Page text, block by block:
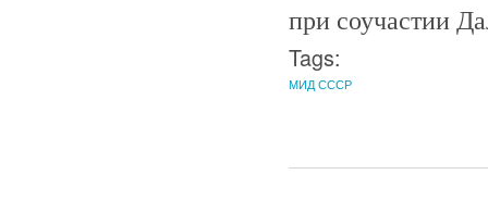
при соучастии
Tags:
МИД СССР